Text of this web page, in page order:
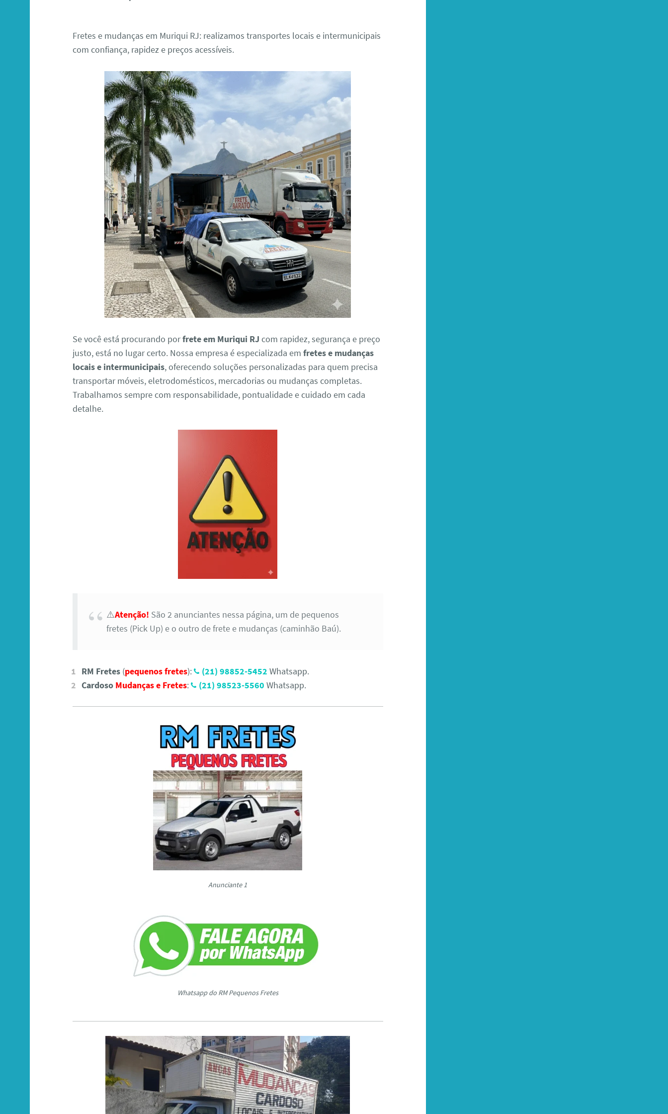
Fretes e mudanças em Muriqui RJ: realizamos transportes locais e intermunicipais
com confiança, rapidez e preços acessíveis.
Se você está procurando porfrete em Muriqui RJ com rapidez, segurança e preço
justo, está no lugar certo. Nossa empresa é especializada emfretes e mudanças
locais e intermunicipais, oferecendo soluções personalizadas para quem precisa
transportar móveis, eletrodomésticos, mercadorias ou mudanças completas.
Trabalhamos sempre com responsabilidade, pontualidade e cuidado em cada
detalhe.
⚠️Atenção! São 2 anunciantes nessa página, um de pequenos
fretes (Pick Up) e o outro de frete e mudanças (caminhão Baú).
RM Fretes(pequenos fretes): (21) 98852-5452 Whatsapp.
Cardoso Mudanças e Fretes: (21) 98523-5560 Whatsapp.
Anunciante 1
Whatsapp do RM Pequenos Fretes